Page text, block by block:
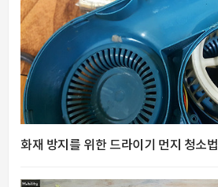
화재 방지를 위한 드라이기 먼지 청소법